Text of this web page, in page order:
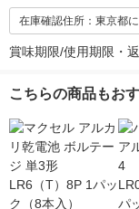
在庫確認住所：東京都
賞味期限/使用期限・
こちらの商品もお